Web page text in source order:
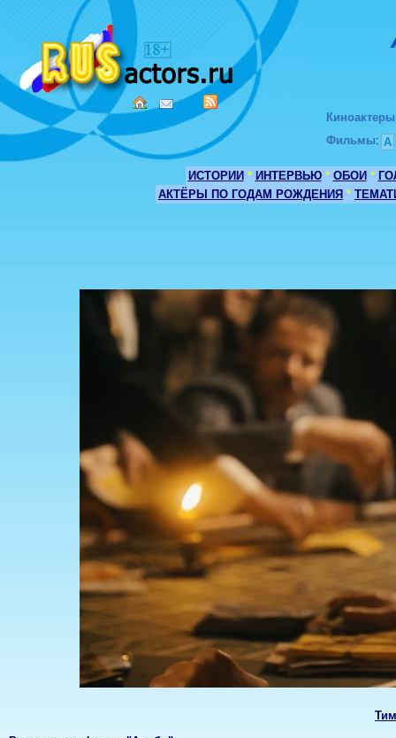
Киноактеры
Фильмы: А
ИСТОРИИ * ИНТЕРВЬЮ * ОБОИ *
АКТЁРЫ ПО ГОДАМ РОЖДЕНИЯ *